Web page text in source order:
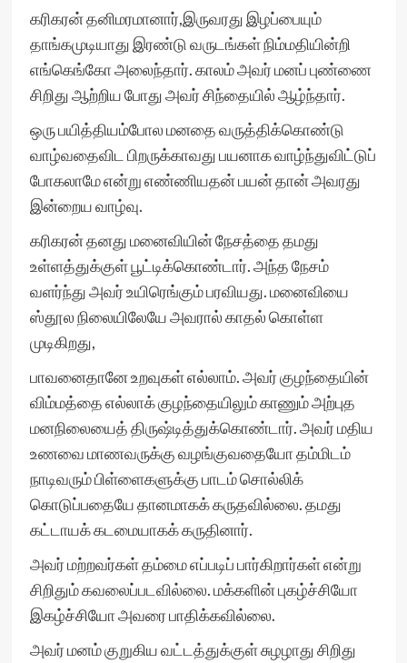
கரிகரன் தனிமரமானார்,இருவரது இழப்பையும்
தாங்கமுடியாது இரண்டு வருடங்கள் நிம்மதியின்றி
எங்கெங்கோ அலைந்தார். காலம் அவர் மனப் புண்ணை
சிறிது ஆற்றிய போது அவர் சிந்தையில் ஆழ்ந்தார்.
ஒரு பயித்தியம்போல மனதை வருத்திக்கொண்டு
வாழ்வதைவிட பிறருக்காவது பயனாக வாழ்ந்துவிட்டுப்
போகலாமே என்று எண்ணியதன் பயன் தான் அவரது
இன்றைய வாழ்வு.
கரிகரன் தனது மனைவியின் நேசத்தை தமது
உள்ளத்துக்குள் பூட்டிக்கொண்டார். அந்த நேசம்
வளர்ந்து அவர் உயிரெங்கும் பரவியது. மனைவியை
ஸ்தூல நிலையிலேயே அவரால் காதல் கொள்ள
முடிகிறது,
பாவனைதானே உறவுகள் எல்லாம். அவர் குழந்தையின்
விம்மத்தை எல்லாக் குழந்தையிலும் காணும் அற்புத
மனநிலையைத் திருஷ்டித்துக்கொண்டார். அவர் மதிய
உணவை மாணவருக்கு வழங்குவதையோ தம்மிடம்
நாடிவரும் பிள்ளைகளுக்கு பாடம் சொல்லிக்
கொடுப்பதையே தானமாகக் கருதவில்லை. தமது
கட்டாயக் கடமையாகக் கருதினார்.
அவர் மற்றவர்கள் தம்மை எப்படிப் பார்கிறார்கள் என்று
சிறிதும் கவலைப்படவில்லை. மக்களின் புகழ்ச்சியோ
இகழ்ச்சியோ அவரை பாதிக்கவில்லை.
அவர் மனம் குறுகிய வட்டத்துக்குள் சுழழாது சிறிது